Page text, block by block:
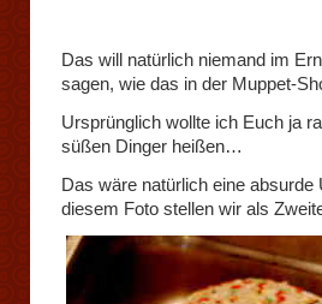
Das will natürlich niemand im
sagen, wie das in der Muppet-
Ursprünglich wollte ich Euch ja
süßen Dinger heißen…
Das wäre natürlich eine
diesem Foto stellen wir als